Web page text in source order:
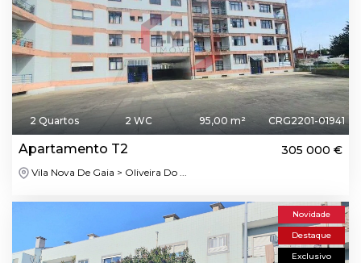
2 Quartos 2 WC 95,00 m² CRG2201-01941
Apartamento T2 305 000 €
Vila Nova De Gaia > Oliveira Do ...
Novidade
Destaque
Exclusivo